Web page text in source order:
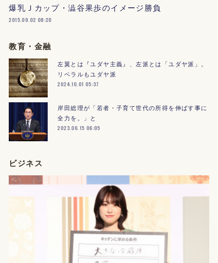
爆乳Ｊカップ・澁谷果歩のイメージ勝負
2015.09.02 08:20
教育・金融
左翼とは『ユダヤ主義』、左派とは「ユダヤ派」。
リベラルもユダヤ派
2024.10.01 05:37
岸田総理が「若者・子育て世代の所得を伸ばす事に
全力を。」と
2023.06.15 06:05
ビジネス